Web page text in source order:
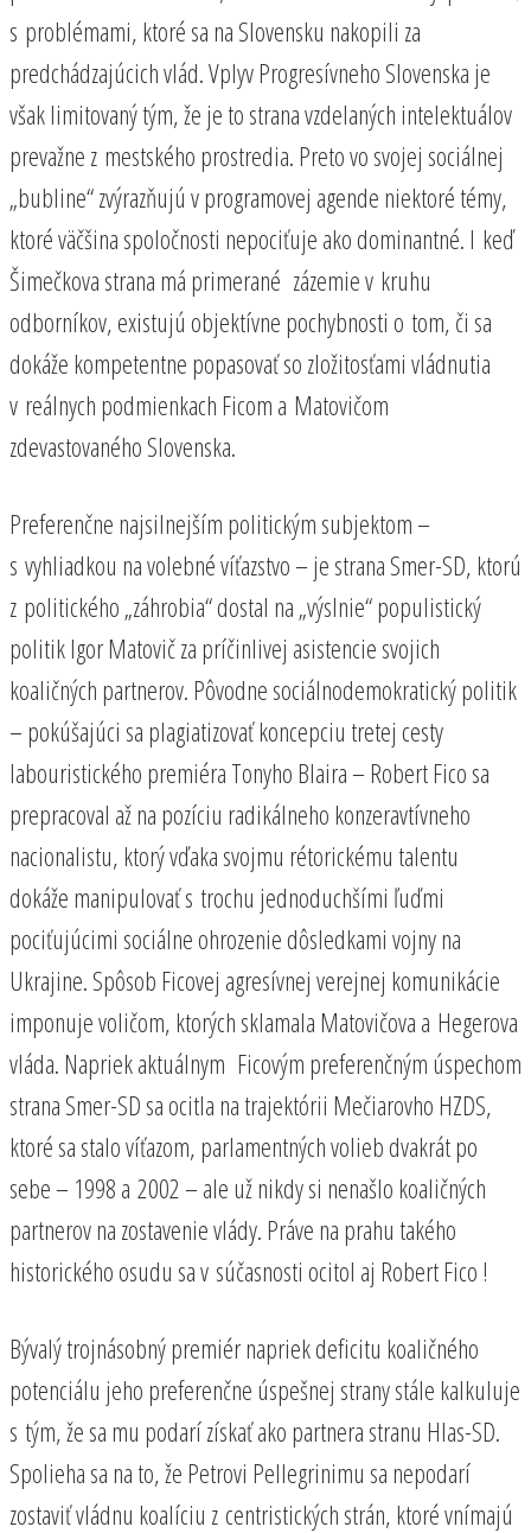
s problémami, ktoré sa na Slovensku nakopili za
predchádzajúcich vlád. Vplyv Progresívneho Slovenska je
však limitovaný tým, že je to strana vzdelaných intelektuálov
prevažne z mestského prostredia. Preto vo svojej sociálnej
„bubline“ zvýrazňujú v programovej agende niektoré témy,
ktoré väčšina spoločnosti nepociťuje ako dominantné. I keď
Šimečkova strana má primerané zázemie v kruhu
odborníkov, existujú objektívne pochybnosti o tom, či sa
dokáže kompetentne popasovať so zložitosťami vládnutia
v reálnych podmienkach Ficom a Matovičom
zdevastovaného Slovenska.
Preferenčne najsilnejším politickým subjektom –
s vyhliadkou na volebné víťazstvo – je strana Smer-SD, ktorú
z politického „záhrobia“ dostal na „výslnie“ populistický
politik Igor Matovič za príčinlivej asistencie svojich
koaličných partnerov. Pôvodne sociálnodemokratický politik
– pokúšajúci sa plagiatizovať koncepciu tretej cesty
labouristického premiéra Tonyho Blaira – Robert Fico sa
prepracoval až na pozíciu radikálneho konzeravtívneho
nacionalistu, ktorý vďaka svojmu rétorickému talentu
dokáže manipulovať s trochu jednoduchšími ľuďmi
pociťujúcimi sociálne ohrozenie dôsledkami vojny na
Ukrajine. Spôsob Ficovej agresívnej verejnej komunikácie
imponuje voličom, ktorých sklamala Matovičova a Hegerova
vláda. Napriek aktuálnym Ficovým preferenčným úspechom
strana Smer-SD sa ocitla na trajektórii Mečiarovho HZDS,
ktoré sa stalo víťazom, parlamentných volieb dvakrát po
sebe – 1998 a 2002 – ale už nikdy si nenašlo koaličných
partnerov na zostavenie vlády. Práve na prahu takého
historického osudu sa v súčasnosti ocitol aj Robert Fico !
Bývalý trojnásobný premiér napriek deficitu koaličného
potenciálu jeho preferenčne úspešnej strany stále kalkuluje
s tým, že sa mu podarí získať ako partnera stranu Hlas-SD.
Spolieha sa na to, že Petrovi Pellegrinimu sa nepodarí
zostaviť vládnu koalíciu z centristických strán, ktoré vnímajú